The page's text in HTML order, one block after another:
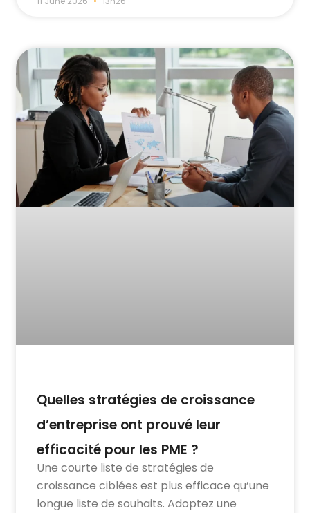
Quelles stratégies de croissance
d’entreprise ont prouvé leur
efficacité pour les PME ?
Une courte liste de stratégies de
croissance ciblées est plus efficace qu’une
longue liste de souhaits. Adoptez une